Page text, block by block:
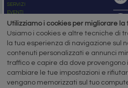
SERVIZI
EVENTI
ABBONAMENTI
NEWSLETTER
Capitale Sociale: 190.000€ interamente versato
Registro delle Imprese di Brescia
Codice Fiscale e Partita I.V.A.:IT03562320170
R.E.A. n. 419331
www.siderweb.com: Autorizzazione del
Utilizziamo i cookies per migliorare
Usiamo i cookies e altre tecniche di
la tua esperienza di navigazione sul
contenuti personalizzati e annunci
traffico e capire da dove provengono
cambiare le tue impostazioni e
vengano memorizzati sul tuo